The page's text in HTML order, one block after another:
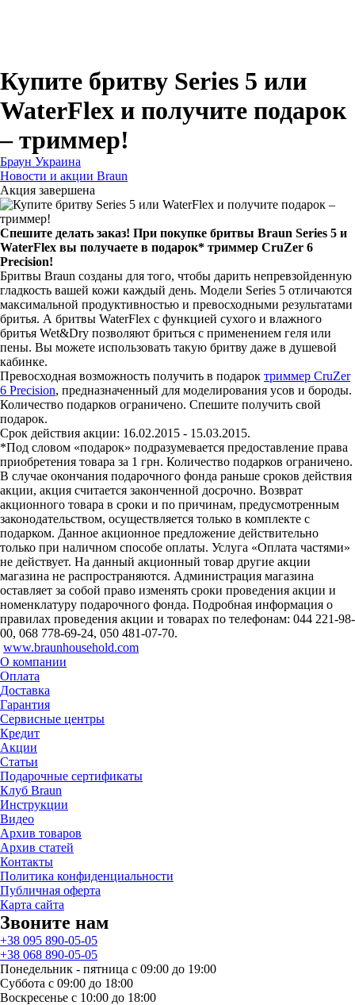
Купите бритву Series 5 или
WaterFlex и получите подарок
– триммер!
Браун Украина
Новости и акции Braun
Акция завершена
Спешите делать заказ! При покупке бритвы Braun Series 5 и
WaterFlex вы получаете в подарок* триммер CruZer 6
Precision!
Бритвы Braun созданы для того, чтобы дарить непревзойденную
гладкость вашей кожи каждый день. Модели Series 5 отличаются
максимальной продуктивностью и превосходными результатами
бритья. А бритвы WaterFlex с функцией сухого и влажного
бритья Wet&Dry позволяют бриться с применением геля или
пены. Вы можете использовать такую бритву даже в душевой
кабинке.
Превосходная возможность получить в подарок триммер CruZer
6 Precision, предназначенный для моделирования усов и бороды.
Количество подарков ограничено. Спешите получить свой
подарок.
Срок действия акции: 16.02.2015 - 15.03.2015.
*Под словом «подарок» подразумевается предоставление права
приобретения товара за 1 грн. Количество подарков ограничено.
В случае окончания подарочного фонда раньше сроков действия
акции, акция считается законченной досрочно. Возврат
акционного товара в сроки и по причинам, предусмотренным
законодательством, осуществляется только в комплекте с
подарком. Данное акционное предложение действительно
только при наличном способе оплаты. Услуга «Оплата частями»
не действует. На данный акционный товар другие акции
магазина не распространяются. Администрация магазина
оставляет за собой право изменять сроки проведения акции и
номенклатуру подарочного фонда. Подробная информация о
правилах проведения акции и товарах по телефонам: 044 221-98-
00, 068 778-69-24, 050 481-07-70.
www.braunhousehold.com
О компании
Оплата
Доставка
Гарантия
Сервисные центры
Кредит
Акции
Статьи
Подарочные сертификаты
Клуб Braun
Инструкции
Видео
Архив товаров
Архив статей
Контакты
Политика конфиденциальности
Публичная оферта
Карта сайта
Звоните нам
+38 095 890-05-05
+38 068 890-05-05
Понедельник - пятница с 09:00 до 19:00
Суббота с 09:00 до 18:00
Воскресенье с 10:00 до 18:00